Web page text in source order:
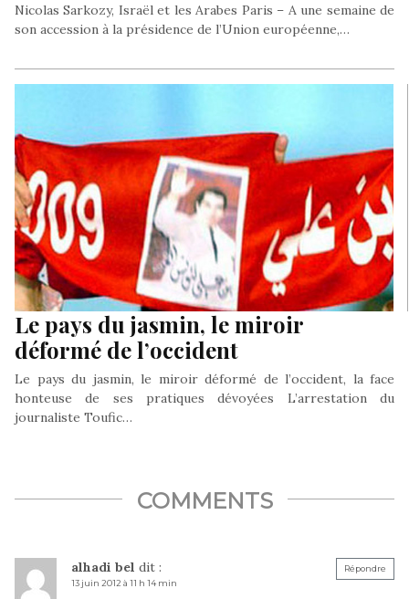
Nicolas Sarkozy, Israël et les Arabes Paris – A une semaine de
son accession à la présidence de l’Union européenne,…
Le pays du jasmin, le miroir
déformé de l’occident
Le pays du jasmin, le miroir déformé de l’occident, la face
honteuse de ses pratiques dévoyées L’arrestation du
journaliste Toufic…
COMMENTS
alhadi bel dit :
13 juin 2012 à 11 h 14 min
Répondre